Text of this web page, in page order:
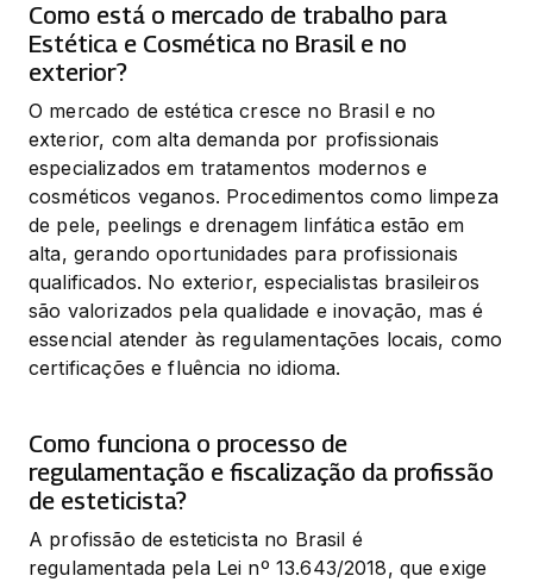
Como está o mercado de trabalho para
Estética e Cosmética no Brasil e no
exterior?
O mercado de estética cresce no Brasil e no
exterior, com alta demanda por profissionais
especializados em tratamentos modernos e
cosméticos veganos. Procedimentos como limpeza
de pele, peelings e drenagem linfática estão em
alta, gerando oportunidades para profissionais
qualificados. No exterior, especialistas brasileiros
são valorizados pela qualidade e inovação, mas é
essencial atender às regulamentações locais, como
certificações e fluência no idioma.
Como funciona o processo de
regulamentação e fiscalização da profissão
de esteticista?
A profissão de esteticista no Brasil é
regulamentada pela Lei nº 13.643/2018, que exige